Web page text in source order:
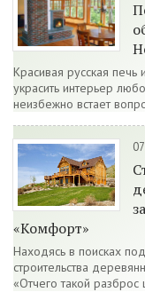
Красивая русская
украсить интерьер
неизбежно встает
«Комфорт»
Находясь в поисках
строительства
«Отчего такой